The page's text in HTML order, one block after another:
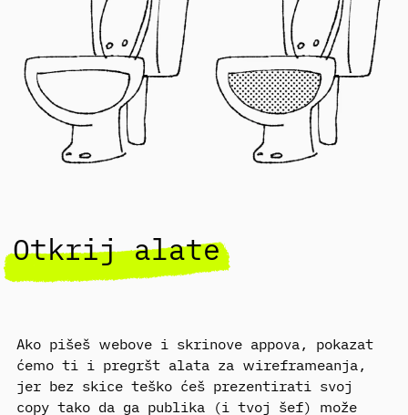
Otkrij alate
Ako pišeš webove i skrinove appova, pokazat
ćemo ti i pregršt alata za wireframeanja,
jer bez skice teško ćeš prezentirati svoj
copy tako da ga publika (i tvoj šef) može